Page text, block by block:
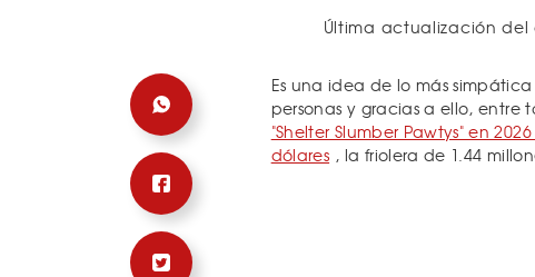
Última actualización
Es una idea de lo más
personas y gracias a ello, entre
"Shelter Slumber Pawtys" en
dólares , la friolera de 1.44